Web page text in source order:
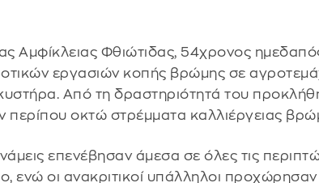
Αμφίκλειας Φθιώτιδας, 54χρονος
εργασιών κοπής βρώμης σε
Από τη δραστηριότητά του
περίπου οκτώ στρέμματα καλλιέργειας
επενέβησαν άμεσα σε όλες τις
ενώ οι ανακριτικοί υπάλληλοι